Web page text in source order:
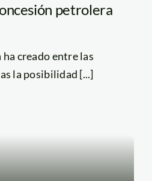
petrolera
creado entre las
la posibilidad [...]